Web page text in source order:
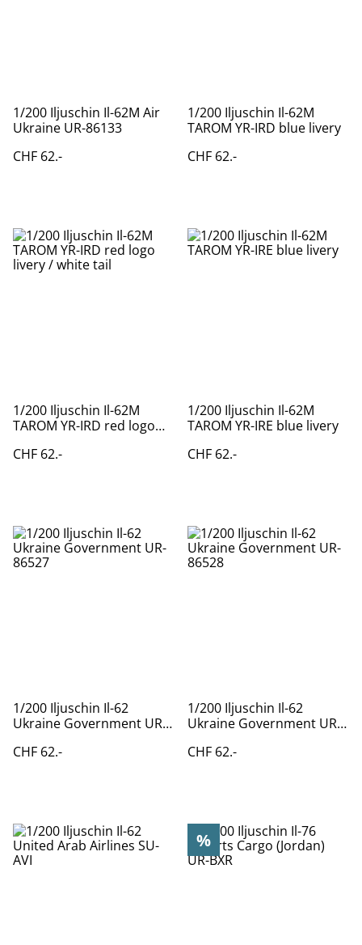
1/200 Iljuschin Il-62M Air
Ukraine UR-86133
CHF 62.-
1/200 Iljuschin Il-62M
TAROM YR-IRD blue livery
CHF 62.-
1/200 Iljuschin Il-62M
TAROM YR-IRD red logo
CHF 62.-
1/200 Iljuschin Il-62M
TAROM YR-IRE blue livery
CHF 62.-
1/200 Iljuschin Il-62
Ukraine Government UR-
CHF 62.-
1/200 Iljuschin Il-62
Ukraine Government UR-
CHF 62.-
%